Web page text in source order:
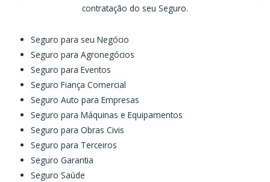
contratação do seu Seguro.
Seguro para seu Negócio
Seguro para Agronegócios
Seguro para Eventos
Seguro Fiança Comercial
Seguro Auto para Empresas
Seguro para Máquinas e Equipamentos
Seguro para Obras Civis
Seguro para Terceiros
Seguro Garantia
Seguro Saúde